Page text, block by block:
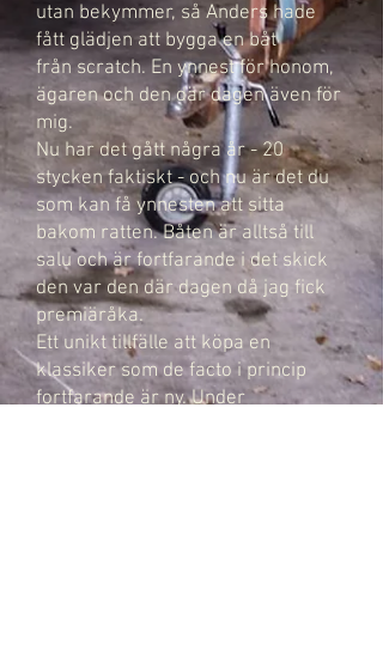
utan bekymmer, så Anders hade
fått glädjen att bygga en båt
frånscratch. En ynnest för honom,
ägaren och den där dagen även för
mig.
Nu har det gått några år - 20
stycken faktiskt - och nu är det du
som kan få ynnesten att sitta
bakom ratten. Båten är alltså till
salu och är fortfarande i det skick
den var den där dagen då jag fick
premiäråka.
Ett unikt tillfälle att köpa en
klassiker som de facto i princip
fortfarande är ny. Under